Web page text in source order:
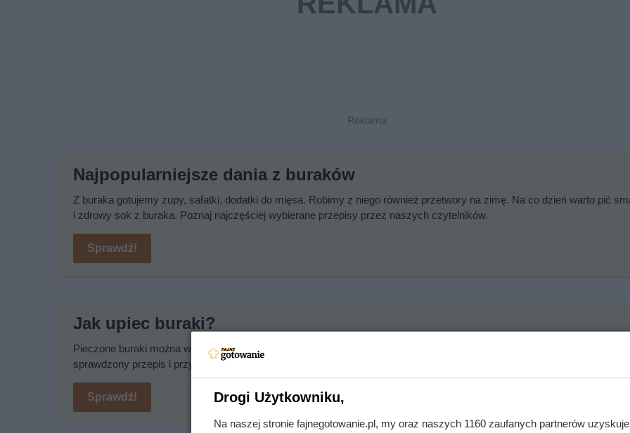
Najpopularniejsze dania z buraków
Z buraka gotujemy zupy, sałatki, dodatki do mięsa. Robimy z niego również przetwory na zimę. Na co dzień warto pić
i zdrowy sok z buraka. Poznaj najczęściej wybierane przepisy przez naszych czytelników.
Sprawdź!
Jak upiec buraki?
Pieczone buraki można wykorzystać w kuchni na wiele różnych sposobów, od pysznych zup, aż po sałatki. Poznaj nasz
sprawdzony przepis i przygotuj pieczone buraki w swojej kuchni!
Sprawdź! Drogi Użytkowniku,
Na naszej stronie fajnegotowanie.pl, my oraz naszych 1160 zaufanych partnerów